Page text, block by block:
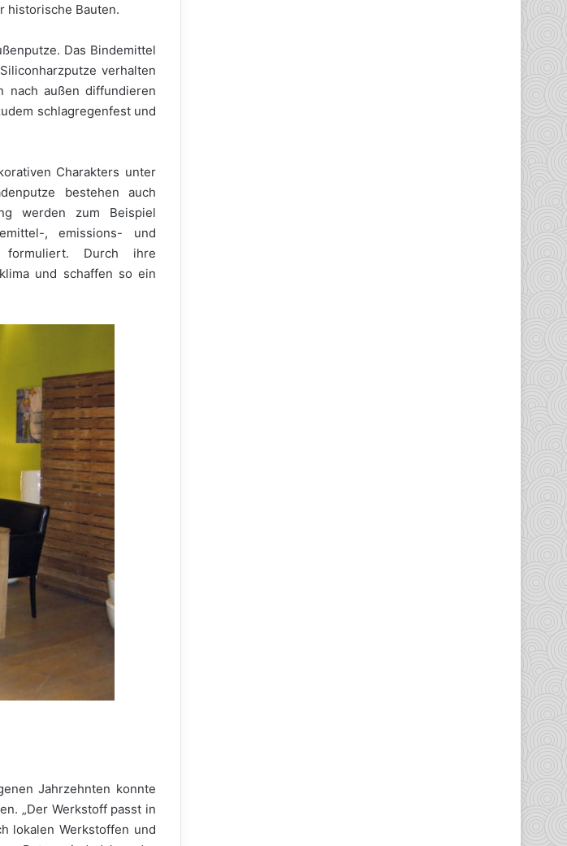
historische Bauten.
Das Bindemittel
verhalten
nach außen diffundieren
schlagregenfest und
Charakters unter
bestehen auch
werden zum Beispiel
, emissions- und
formuliert. Durch ihre
und schaffen so ein
Jahrzehnten konnte
„Der Werkstoff passt in
lokalen Werkstoffen und